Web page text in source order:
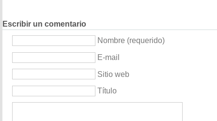
Escribir un comentario
Nombre (requerido)
E-mail
Sitio web
Título